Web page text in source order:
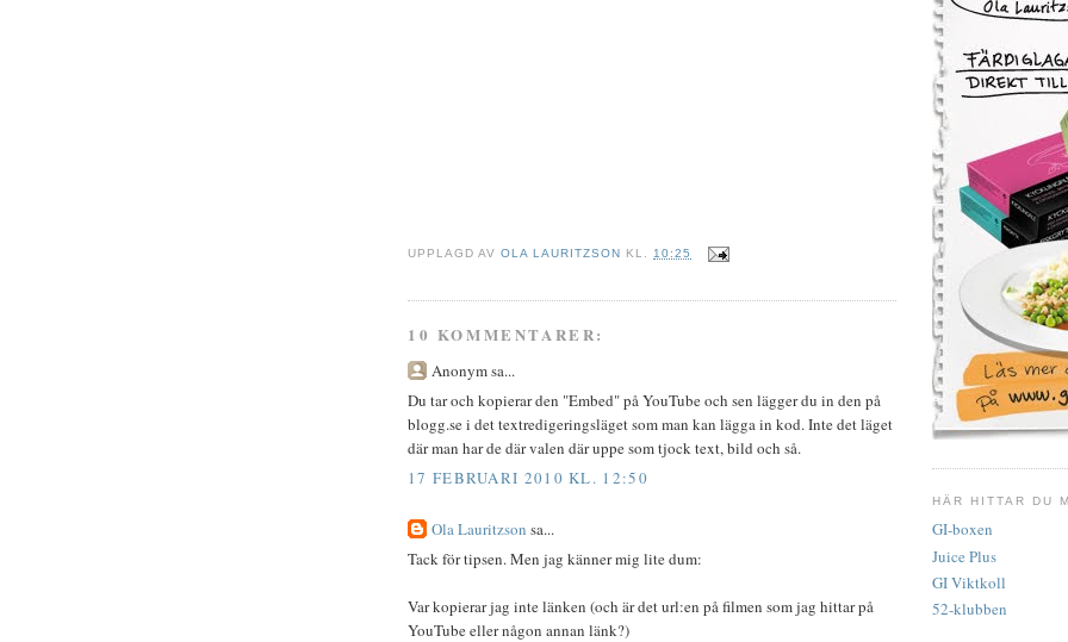
UPPLAGD AVOLA LAURITZSON KL.10:25
10 KOMMENTARER:
Anonym sa...
Du tar och kopierar den "Embed" på YouTube och sen lägger du in den på
blogg.se i det textredigeringsläget som man kan lägga in kod. Inte det läget
där man har de där valen där uppe som tjock text, bild och så.
17 FEBRUARI 2010 KL. 12:50
Ola Lauritzson sa...
Tack för tipsen. Men jag känner mig lite dum:
Var kopierar jag inte länken (och är det url:en på filmen som jag hittar på
YouTube eller någon annan länk?)
HÄR HITTAR DU
GI-boxen
Juice Plus
GI Viktkoll
52-klubben